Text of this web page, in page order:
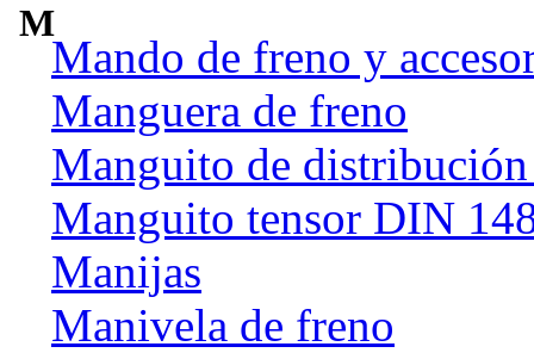
M
Mando de freno y
Manguera de freno
Manguito de
Manguito tensor DIN
Manijas
Manivela de freno